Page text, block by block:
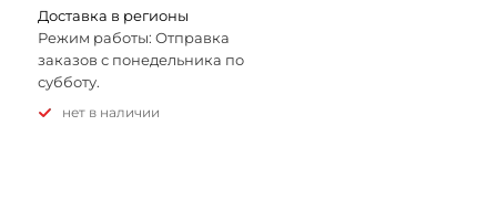
Доставка в регионы
Режим работы: Отправка
заказов с понедельника по
субботу.
Нет в наличии